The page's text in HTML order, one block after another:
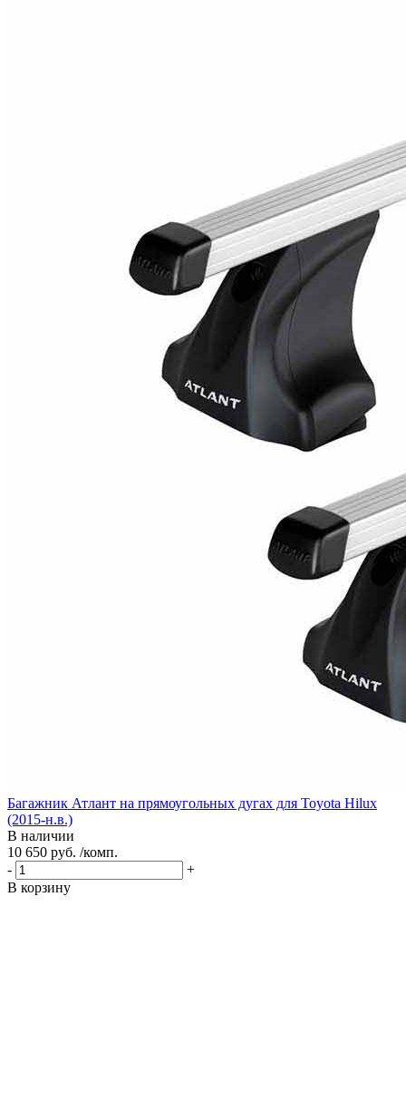
Багажник Атлант на прямоугольных дугах для Toyota Hilux
(2015-н.в.)
В наличии
10 650 руб. /комп.
-
+
В корзину